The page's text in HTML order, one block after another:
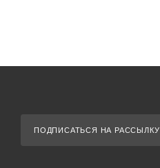
ПОДПИСАТЬСЯ НА РАССЫЛКУ